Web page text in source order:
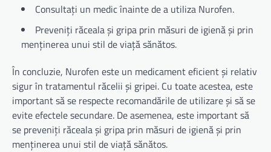
Consultați un medic înainte de a utiliza Nurofen.
Preveniți răceala și gripa prin măsuri de igienă și prin
menținerea unui stil de viață sănătos.
În concluzie, Nurofen este un medicament eficient și relativ
sigur în tratamentul răcelii și gripei. Cu toate acestea, este
important să se respecte recomandările de utilizare și să se
evite efectele secundare. De asemenea, este important să
se preveniți răceala și gripa prin măsuri de igienă și prin
menținerea unui stil de viață sănătos.